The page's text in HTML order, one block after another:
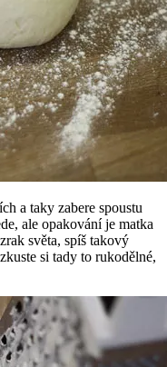
a taky zabere spoustu
ale opakování je matka
světa, spíš takový
si tady to rukodělné,